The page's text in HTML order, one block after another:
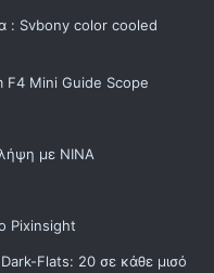
: Svbony color cooled
F4 Mini Guide Scope
με ΝΙΝΑ
Pixinsight
Flats: 20 σε κάθε μισό